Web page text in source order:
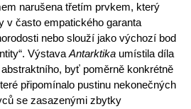
narušena třetím prvkem, který
v často empatického garanta
nebo slouží jako výchozí bod
Výstava Antarktika umístila díla
byť poměrně konkrétně
připomínalo pustinu nekonečných
se zasazenými zbytky